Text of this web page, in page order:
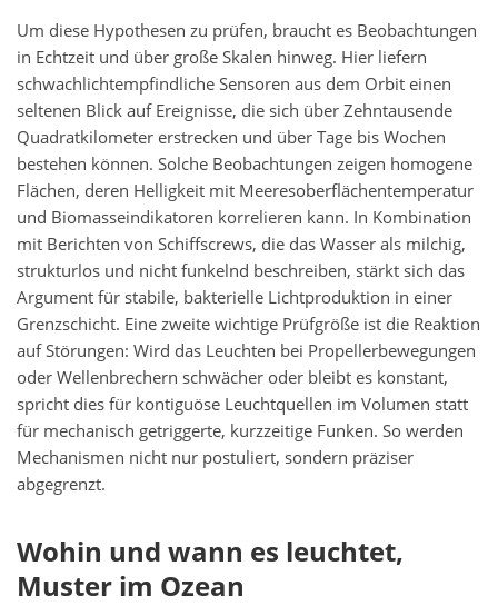
Um diese Hypothesen zu prüfen, braucht es Beobachtungen
in Echtzeit und über große Skalen hinweg. Hier liefern
schwachlichtempfindliche Sensoren aus dem Orbit einen
seltenen Blick auf Ereignisse, die sich über Zehntausende
Quadratkilometer erstrecken und über Tage bis Wochen
bestehen können. Solche Beobachtungen zeigen homogene
Flächen, deren Helligkeit mit Meeresoberflächentemperatur
und Biomasseindikatoren korrelieren kann. In Kombination
mit Berichten von Schiffscrews, die das Wasser als milchig,
strukturlos und nicht funkelnd beschreiben, stärkt sich das
Argument für stabile, bakterielle Lichtproduktion in einer
Grenzschicht. Eine zweite wichtige Prüfgröße ist die Reaktion
auf Störungen: Wird das Leuchten bei Propellerbewegungen
oder Wellenbrechern schwächer oder bleibt es konstant,
spricht dies für kontiguöse Leuchtquellen im Volumen statt
für mechanisch getriggerte, kurzzeitige Funken. So werden
Mechanismen nicht nur postuliert, sondern präziser
abgegrenzt.
Wohin und wann es leuchtet,
Muster im Ozean